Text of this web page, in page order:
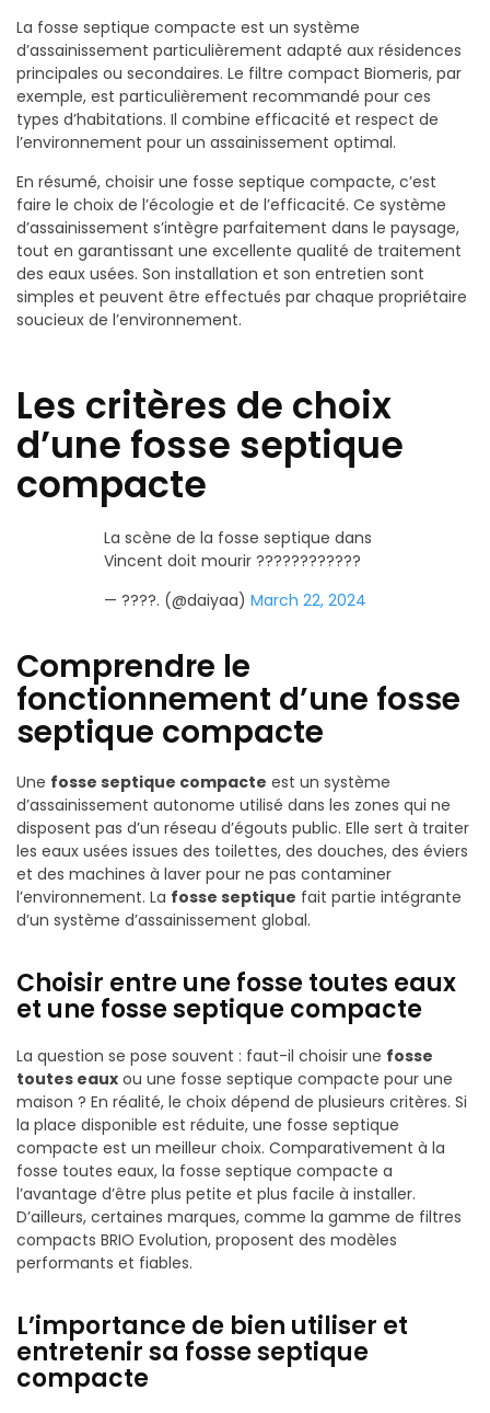
La fosse septique compacte est un système
d’assainissement particulièrement adapté aux résidences
principales ou secondaires. Le filtre compact Biomeris, par
exemple, est particulièrement recommandé pour ces
types d’habitations. Il combine efficacité et respect de
l’environnement pour un assainissement optimal.
En résumé, choisir une fosse septique compacte, c’est
faire le choix de l’écologie et de l’efficacité. Ce système
d’assainissement s’intègre parfaitement dans le paysage,
tout en garantissant une excellente qualité de traitement
des eaux usées. Son installation et son entretien sont
simples et peuvent être effectués par chaque propriétaire
soucieux de l’environnement.
Les critères de choix
d’une fosse septique
compacte
La scène de la fosse septique dans
Vincent doit mourir ????????????
— ????. (@daiyaa) March 22, 2024
Comprendre le
fonctionnement d’une fosse
septique compacte
Une fosse septique compacte est un système
d’assainissement autonome utilisé dans les zones qui ne
disposent pas d’un réseau d’égouts public. Elle sert à traiter
les eaux usées issues des toilettes, des douches, des éviers
et des machines à laver pour ne pas contaminer
l’environnement. La fosse septique fait partie intégrante
d’un système d’assainissement global.
Choisir entre une fosse toutes eaux
et une fosse septique compacte
La question se pose souvent : faut-il choisir une fosse
toutes eaux ou une fosse septique compacte pour une
maison ? En réalité, le choix dépend de plusieurs critères. Si
la place disponible est réduite, une fosse septique
compacte est un meilleur choix. Comparativement à la
fosse toutes eaux, la fosse septique compacte a
l’avantage d’être plus petite et plus facile à installer.
D’ailleurs, certaines marques, comme la gamme de filtres
compacts BRIO Evolution, proposent des modèles
performants et fiables.
L’importance de bien utiliser et
entretenir sa fosse septique
compacte